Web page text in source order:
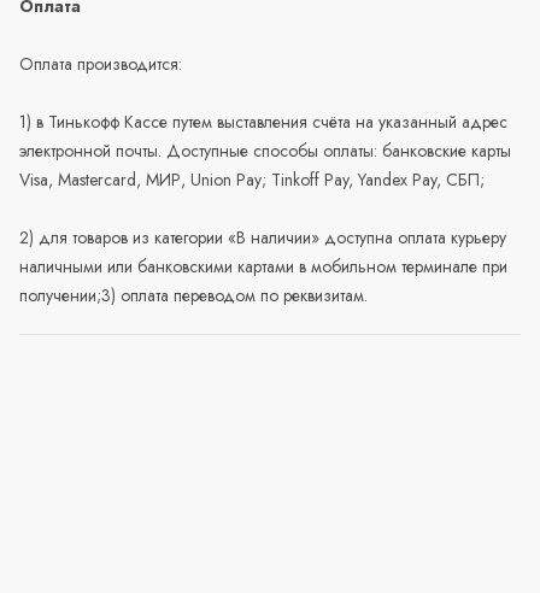
Оплата
Оплата производится:
1) в Тинькофф Кассе путем выставления счёта на указанный адрес
электронной почты. Доступные способы оплаты: банковские карты
Visa, Mastercard, МИР, Union Pay; Tinkoff Pay, Yandex Pay, СБП;
2) для товаров из категории «В наличии» доступна оплата курьеру
наличными или банковскими картами в мобильном терминале при
получении;3) оплата переводом по реквизитам.